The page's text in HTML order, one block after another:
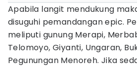
Apabila langit mendukung
disuguhi pemandangan epic.
meliputi gunung Merapi,
Telomoyo, Giyanti, Ungaran,
Pegunungan Menoreh. Jika